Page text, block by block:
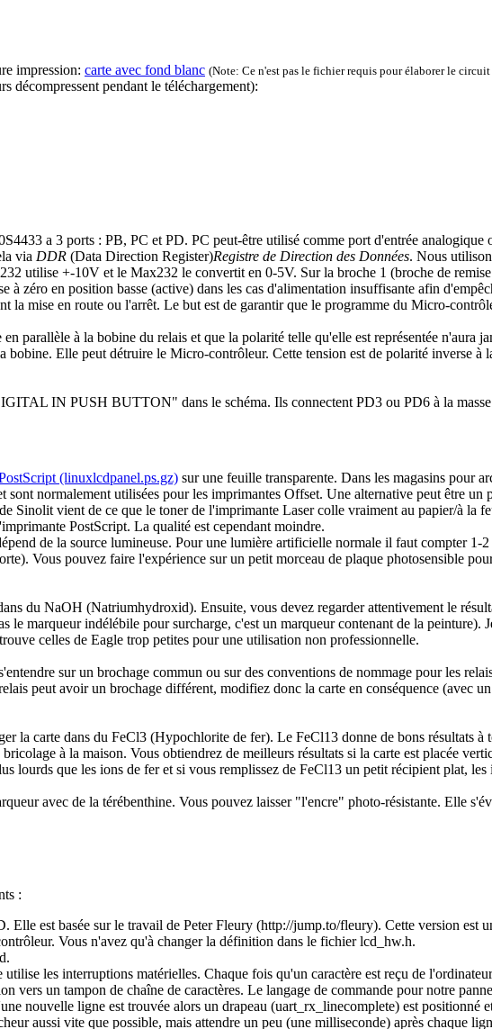
impression: carte avec fond blanc (Note: Ce n'est pas le fichier requis pour élaborer le
décompressent pendant le téléchargement):
a 3 ports : PB, PC et PD. PC peut-être utilisé comme port d'entrée analogique
via DDR (Data Direction Register)Registre de Direction des Données. Nous
utilise +-10V et le Max232 le convertit en 0-5V. Sur la broche 1 (broche de
zéro en position basse (active) dans les cas d'alimentation insuffisante afin
la mise en route ou l'arrêt. Le but est de garantir que le programme du Micro-
parallèle à la bobine du relais et que la polarité telle qu'elle est représentée n'aura
bobine. Elle peut détruire le Micro-contrôleur. Cette tension est de polarité inverse
IN PUSH BUTTON" dans le schéma. Ils connectent PD3 ou PD6 à la masse
(linuxlcdpanel.ps.gz) sur une feuille transparente. Dans les magasins pour
sont normalement utilisées pour les imprimantes Offset. Une alternative peut être
Sinolit vient de ce que le toner de l'imprimante Laser colle vraiment au papier/à la
PostScript. La qualité est cependant moindre.
de la source lumineuse. Pour une lumière artificielle normale il faut compter 1-
Vous pouvez faire l'expérience sur un petit morceau de plaque photosensible
du NaOH (Natriumhydroxid). Ensuite, vous devez regarder attentivement le
le marqueur indélébile pour surcharge, c'est un marqueur contenant de la peinture).
celles de Eagle trop petites pour une utilisation non professionnelle.
sur un brochage commun ou sur des conventions de nommage pour les
peut avoir un brochage différent, modifiez donc la carte en conséquence (avec
la carte dans du FeCl3 (Hypochlorite de fer). Le FeCl13 donne de bons résultats à
à la maison. Vous obtiendrez de meilleurs résultats si la carte est placée
lourds que les ions de fer et si vous remplissez de FeCl13 un petit récipient plat,
avec de la térébenthine. Vous pouvez laisser "l'encre" photo-résistante. Elle
:
Elle est basée sur le travail de Peter Fleury (http://jump.to/fleury). Cette version est
Vous n'avez qu'à changer la définition dans le fichier lcd_hw.h.
les interruptions matérielles. Chaque fois qu'un caractère est reçu de
vers un tampon de chaîne de caractères. Le langage de commande pour notre
nouvelle ligne est trouvée alors un drapeau (uart_rx_linecomplete) est positionné
aussi vite que possible, mais attendre un peu (une milliseconde) après chaque